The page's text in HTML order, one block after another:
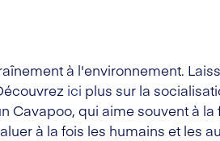
à l'environnement.
ici plus sur la
Cavapoo, qui aime souvent à la
à la fois les humains et les